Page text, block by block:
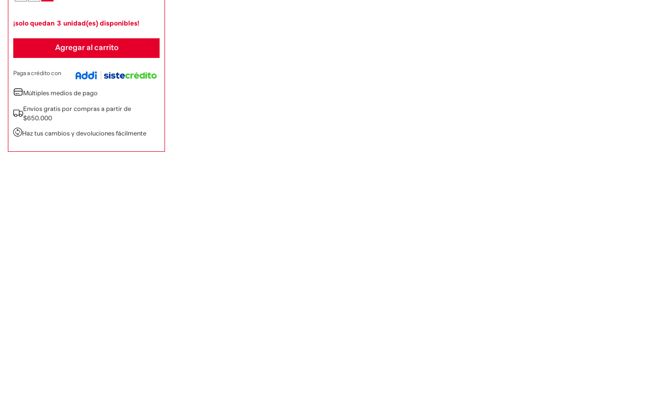
¡solo quedan 3 unidad(es) disponibles!
Agregar al carrito
Paga a crédito con
Múltiples medios de pago
Envíos gratis por compras a partir de
$650.000
Haz tus cambios y devoluciones fácilmente